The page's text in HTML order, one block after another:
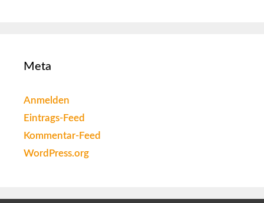
Meta
Anmelden
Eintrags-Feed
Kommentar-Feed
WordPress.org